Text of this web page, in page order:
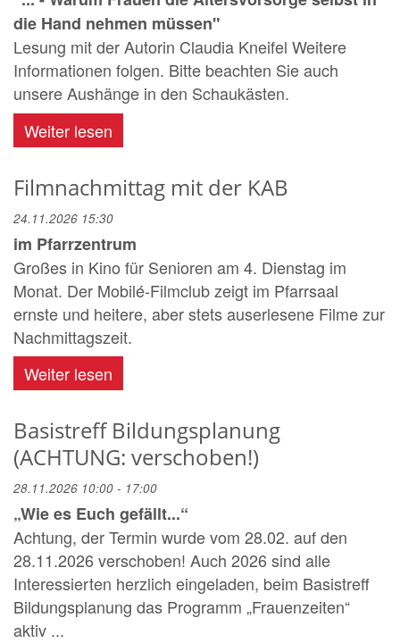
die Hand nehmen müssen"
Lesung mit der Autorin Claudia Kneifel Weitere
Informationen folgen. Bitte beachten Sie auch
unsere Aushänge in den Schaukästen.
Weiter lesen
Filmnachmittag mit der KAB
24.11.2026 15:30
im Pfarrzentrum
Großes in Kino für Senioren am 4. Dienstag im
Monat. Der Mobilé-Filmclub zeigt im Pfarrsaal
ernste und heitere, aber stets auserlesene Filme zur
Nachmittagszeit.
Weiter lesen
Basistreff Bildungsplanung
(ACHTUNG: verschoben!)
28.11.2026 10:00 - 17:00
„Wie es Euch gefällt...“
Achtung, der Termin wurde vom 28.02. auf den
28.11.2026 verschoben! Auch 2026 sind alle
Interessierten herzlich eingeladen, beim Basistreff
Bildungsplanung das Programm „Frauenzeiten“
aktiv ...